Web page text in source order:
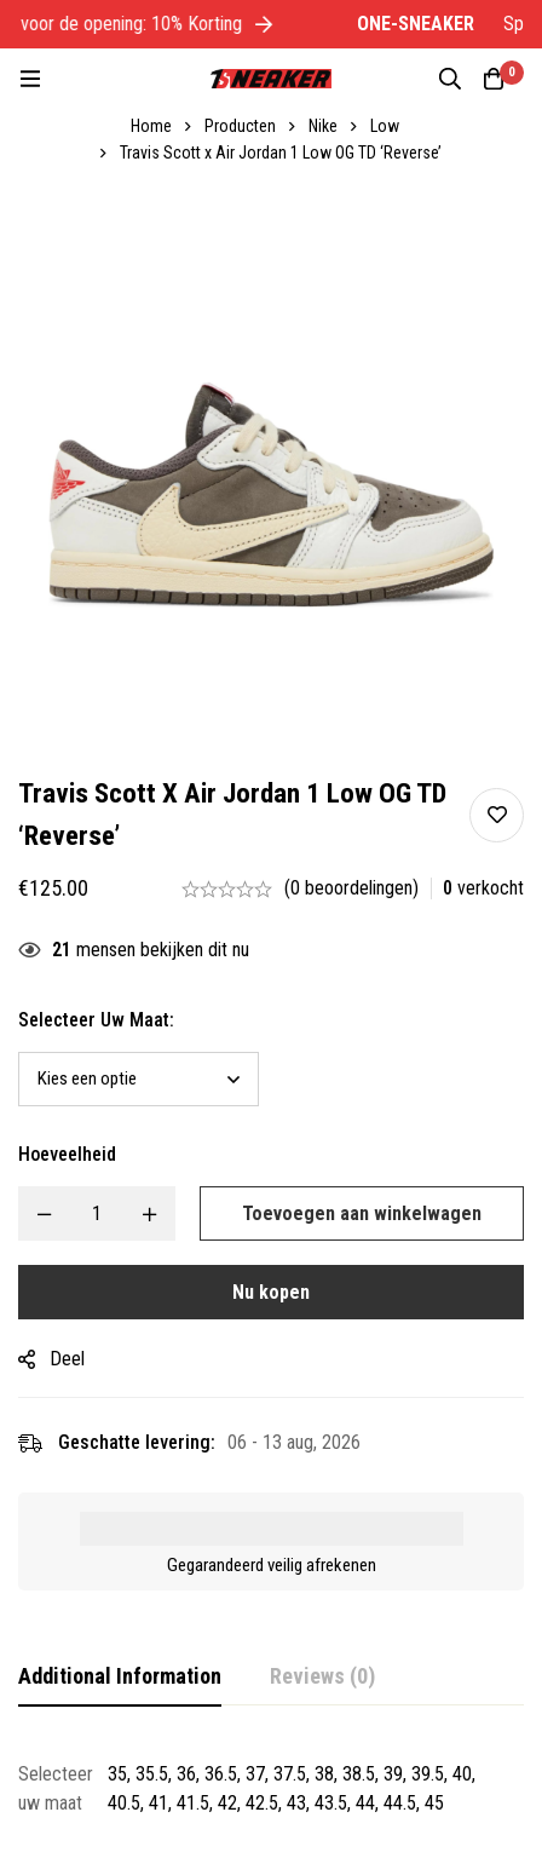
voor de opening: 10% Korting ONE-SNEAKER
0
Home Producten Nike
Low
Travis Scott x Air Jordan 1 Low OG TD ‘Reverse’
Travis Scott X Air Jordan 1 Low OG TD
‘Reverse’
€125.00 (0 beoordelingen) 0 verkocht
21 mensen bekijken dit nu
Selecteer Uw Maat:
Hoeveelheid
Toevoegen aan winkelwagen
Nu kopen
Deel
Geschatte levering: 06 - 13 aug, 2026
Gegarandeerd veilig afrekenen
Additional Information Reviews (0)
Selecteer
uw maat
35, 35.5, 36, 36.5, 37, 37.5, 38, 38.5, 39, 39.5, 40,
40.5, 41, 41.5, 42, 42.5, 43, 43.5, 44, 44.5, 45